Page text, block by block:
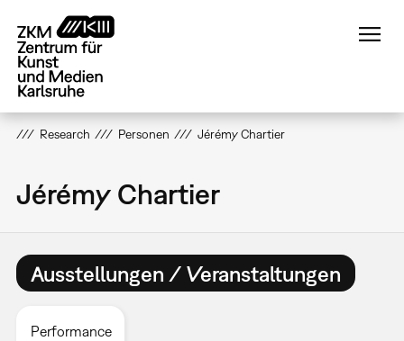
zum
Inhalt
Research Personen Jérémy Chartier
Jérémy Chartier
Ausstellungen / Veranstaltungen
Performance